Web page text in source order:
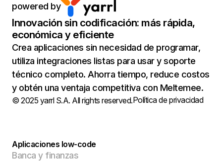
powered by
Innovación sin codificación: más rápida,
económica y eficiente
Crea aplicaciones sin necesidad de programar,
utiliza integraciones listas para usar y soporte
técnico completo. Ahorra tiempo, reduce costos
y obtén una ventaja competitiva con Meltemee.
© 2025 yarrl S.A. All rights reserved.Política de privacidad
Aplicaciones low-code
Banca y finanzas